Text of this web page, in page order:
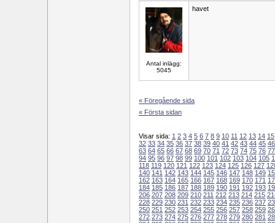
Antal inlägg:
5045
havet
« Föregående sida
« Första sidan
Visar sida: 1 2 3 4 5 6 7 8 9 10 11 12 13 14 15
32 33 34 35 36 37 38 39 40 41 42 43 44 45 46
63 64 65 66 67 68 69 70 71 72 73 74 75 76 77
94 95 96 97 98 99 100 101 102 103 104 105
118 119 120 121 122 123 124 125 126 127
140 141 142 143 144 145 146 147 148 149
162 163 164 165 166 167 168 169 170 171
184 185 186 187 188 189 190 191 192 193
206 207 208 209 210 211 212 213 214 215
228 229 230 231 232 233 234 235 236 237
250 251 252 253 254 255 256 257 258 259
272 273 274 275 276 277 278 279 280 281